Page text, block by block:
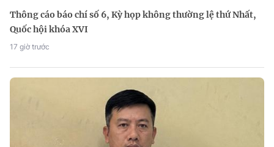
Thông cáo báo chí số 6, Kỳ họp không thường lệ thứ Nhất,
Quốc hội khóa XVI
17 giờ trước